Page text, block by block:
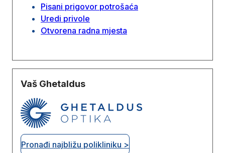
Pisani prigovor potrošaća
Uredi privole
Otvorena radna mjesta
Vaš Ghetaldus
Pronađi najbližu polikliniku >